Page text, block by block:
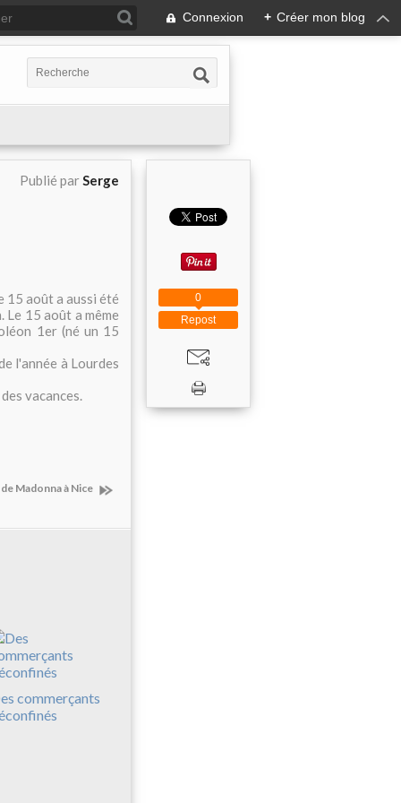
Connexion + Créer mon blog
Publié parSerge
15 août a aussi été
15 août a même
1er (né un 15
l'année à Lourdes
vacances.
Madonna à Nice
commerçants
Repost
0